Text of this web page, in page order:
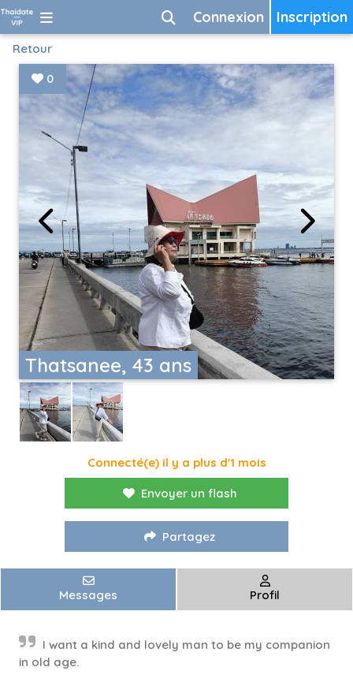
Inscription
Connexion
Retour
Thatsanee, 43 ans
0
Connecté(e) il y a plus d'1 mois
Envoyer un flash
Partagez
Messages Profil
I want a kind and lovely man to be my companion
in old age.